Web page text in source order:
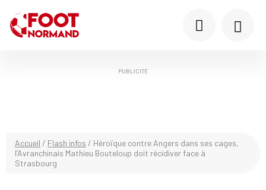
PUBLICITÉ
Accueil / Flash infos / Héroïque contre Angers dans ses cages,
l’Avranchinais Mathieu Bouteloup doit récidiver face à
Strasbourg